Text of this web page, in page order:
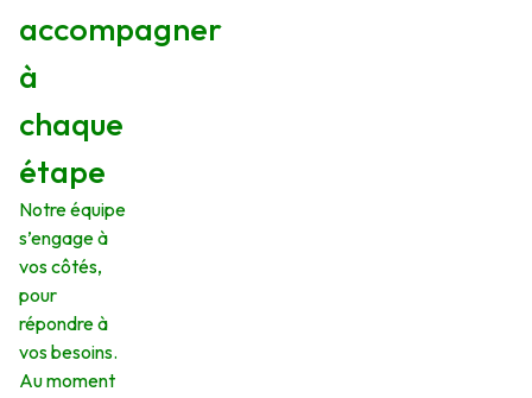
accompagner
à
chaque
étape
Notre équipe
s’engage à
vos côtés,
pour
répondre à
vos besoins.
Au moment